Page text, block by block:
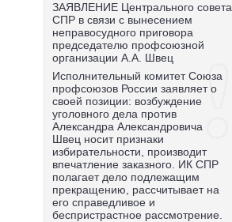
ЗАЯВЛЕНИЕ Центрального совета
СПР в связи с вынесением
неправосудного приговора
председателю профсоюзной
организации А.А. Швец
Исполнительный комитет Союза
профсоюзов России заявляет о
своей позиции: возбуждение
уголовного дела против
Александра Александровича
Швец носит признаки
избирательности, производит
впечатление заказного. ИК СПР
полагает дело подлежащим
прекращению, рассчитывает на
его справедливое и
беспристрастное рассмотрение.